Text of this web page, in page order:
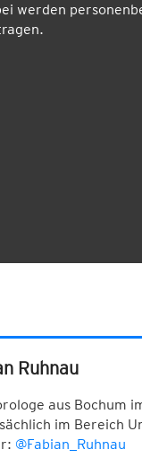
werden
Ruhnau
aus Bochum
im Bereich
@Fabian_Ruhnau